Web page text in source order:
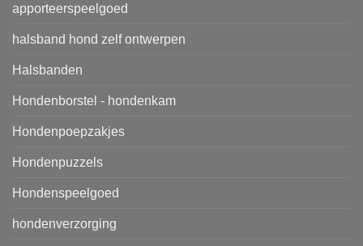
apporteerspeelgoed
halsband hond zelf ontwerpen
Halsbanden
Hondenborstel - hondenkam
Hondenpoepzakjes
Hondenpuzzels
Hondenspeelgoed
hondenverzorging